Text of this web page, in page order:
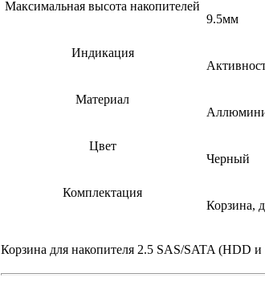
Максимальная высота накопителей
9.5мм
Индикация
Материал
Цвет
Черный
Комплектация
Корзина,
Корзина для накопителя 2.5 SAS/SATA (HDD